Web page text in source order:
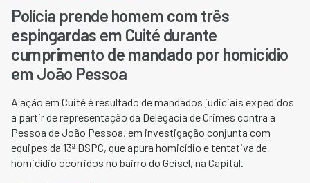
Polícia prende homem com três
espingardas em Cuité durante
cumprimento de mandado por homicídio
em João Pessoa
A ação em Cuité é resultado de mandados judiciais expedidos
a partir de representação da Delegacia de Crimes contra a
Pessoa de João Pessoa, em investigação conjunta com
equipes da 13ª DSPC, que apura homicídio e tentativa de
homicídio ocorridos no bairro do Geisel, na Capital.